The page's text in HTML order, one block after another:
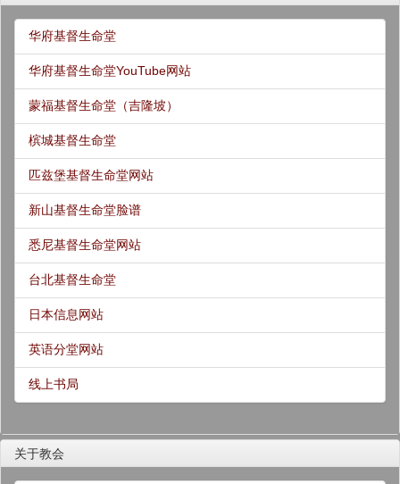
华府基督生命堂
华府基督生命堂YouTube网站
蒙福基督生命堂（吉隆坡）
槟城基督生命堂
匹兹堡基督生命堂网站
新山基督生命堂脸谱
悉尼基督生命堂网站
台北基督生命堂
日本信息网站
英语分堂网站
线上书局
关于教会